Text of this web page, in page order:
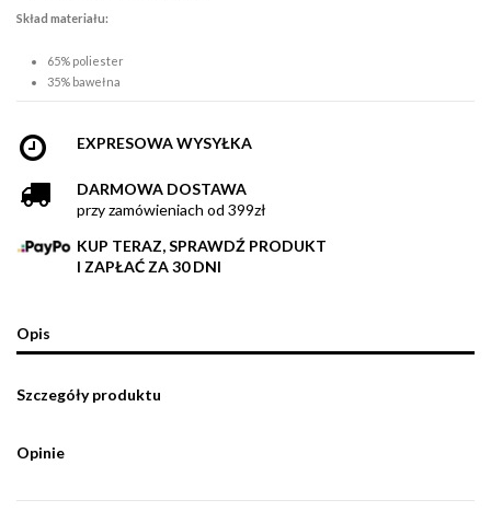
Skład materiału:
65% poliester
35% bawełna
EXPRESOWA WYSYŁKA
DARMOWA DOSTAWA
przy zamówieniach od 399zł
KUP TERAZ, SPRAWDŹ PRODUKT
I ZAPŁAĆ ZA 30 DNI
Opis
Szczegóły produktu
Opinie